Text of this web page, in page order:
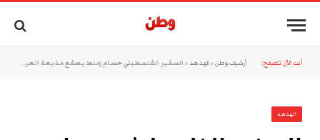
أنت الآن تتصفح: أرشيف وطن »الهدهد » السفير الفلسطيني حسام زملط يصفع مذيعة العربية ويفضح تخادم القناة مع الاحتلال.. كلماته أثارت ضجة
الهدهد